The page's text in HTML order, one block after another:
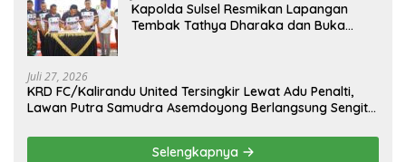
Kapolda Sulsel Resmikan Lapangan
Tembak Tathya Dharaka dan Buka
Juli 27, 2026
KRD FC/Kalirandu United Tersingkir Lewat Adu Penalti,
Lawan Putra Samudra Asemdoyong Berlangsung Sengit
Selengkapnya